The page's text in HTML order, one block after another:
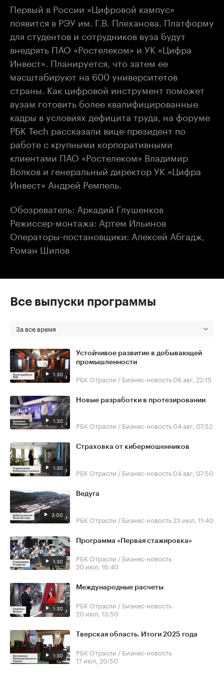
Первый в России «Цифровой кампус»
появится в РЭУ им. Г.В. Плеханова. Платформу
для студентов и сотрудников вуза будут
внедрять ПАО «Ростелеком» и УК «Цифра
Инвест». Планируется, что затем ее
масштабируют на 600 университетов
страны. Как цифровой инструмент поможет
вузам готовить более квалифицированные
кадры в условиях дефицита труда, на форуме
РБК Tech рассказали вице-президент по
работе с крупными корпоративными
клиентами ПАО «Ростелеком» Владимир
Волков и генеральный директор УК «Цифра
Инвест» Андрей Ремпель.
Обозреватель: Аркадий Глушенков
Режиссер-монтажа: Артем Ильинов
Операторы-постановщики: Алексей Абгадж,
Роман Шилов
Все выпуски программы
За все время
1:30
Устойчивое развитие в добывающей
промышленности
РБК Отрасли / Бизнес-новость 06 авг, 22:15
1:30
Новые разработки в протезировании
РБК Отрасли / Бизнес-новость 04 авг, 07:52
1:30
Страховка от кибермошенников
РБК Отрасли / Бизнес-новость 04 авг, 07:50
3:00
Ведуга
РБК Отрасли / Бизнес-новость 23 июл, 11:40
1:30
Программа «Первая стажировка»
РБК Отрасли / Бизнес-новость
20 июл, 16:40
1:30
Международные расчеты
РБК Отрасли / Бизнес-новость
20 июл, 13:50
1:30
Тверская область. Итоги 2025 года
РБК Отрасли / Бизнес-новость
17 июл, 20:50